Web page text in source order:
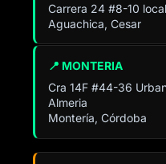
Carrera 24 #8-10
Aguachica, Cesar
📍 MONTERIA
Cra 14F #44-36
Almeria
Montería, Córdoba